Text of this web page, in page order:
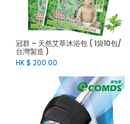
冠群 – 天然艾草沐浴包 ( 1袋10包/
台灣製造 )
HK $ 200.00